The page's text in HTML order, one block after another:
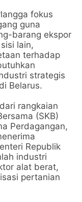
fokus
guna
barang ekspor
lain,
terhadap
strategis
Belarus.
rangkaian
(SKB)
Perdagangan,
Republik
industri
alat berat,
pertanian